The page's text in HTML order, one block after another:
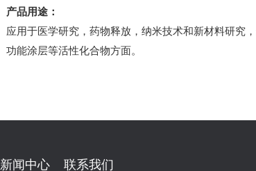
产品用途：
应用于医学研究，药物释放，纳米技术和新材料研究
功能涂层等活性化合物方面。
新闻中心 联系我们